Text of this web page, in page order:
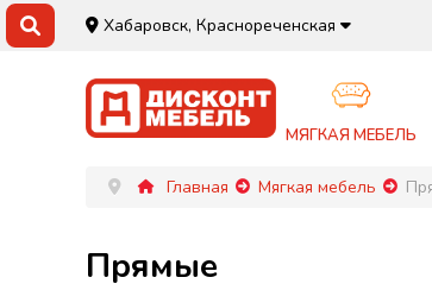
Хабаровск, Краснореченская
МЯГКАЯ МЕБЕЛЬ
Главная Мягкая мебель
Прямые